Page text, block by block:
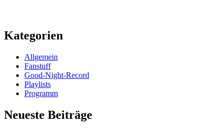
Kategorien
Allgemein
Fanstuff
Good-Night-Record
Playlists
Programm
Neueste Beiträge